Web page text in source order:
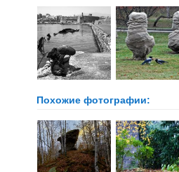
Похожие фотографии: